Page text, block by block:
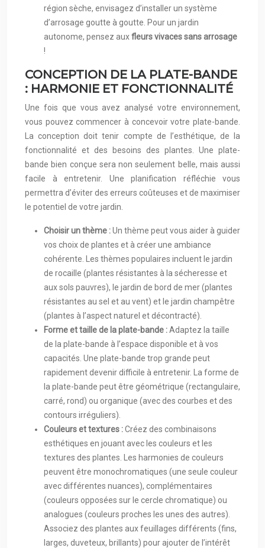
région sèche, envisagez d’installer un système
d’arrosage goutte à goutte. Pour un jardin
autonome, pensez auxfleurs vivaces sans arrosage
!
CONCEPTION DE LA PLATE-BANDE
: HARMONIE ET FONCTIONNALITÉ
Une fois que vous avez analysé votre environnement,
vous pouvez commencer à concevoir votre plate-bande.
La conception doit tenir compte de l’esthétique, de la
fonctionnalité et des besoins des plantes. Une plate-
bande bien conçue sera non seulement belle, mais aussi
facile à entretenir. Une planification réfléchie vous
permettra d’éviter des erreurs coûteuses et de maximiser
le potentiel de votre jardin.
Choisir un thème :Un thème peut vous aider à guider
vos choix de plantes et à créer une ambiance
cohérente. Les thèmes populaires incluent le jardin
de rocaille (plantes résistantes à la sécheresse et
aux sols pauvres), le jardin de bord de mer (plantes
résistantes au sel et au vent) et le jardin champêtre
(plantes à l’aspect naturel et décontracté).
Forme et taille de la plate-bande :Adaptez la taille
de la plate-bande à l’espace disponible et à vos
capacités. Une plate-bande trop grande peut
rapidement devenir difficile à entretenir. La forme de
la plate-bande peut être géométrique (rectangulaire,
carré, rond) ou organique (avec des courbes et des
contours irréguliers).
Couleurs et textures :Créez des combinaisons
esthétiques en jouant avec les couleurs et les
textures des plantes. Les harmonies de couleurs
peuvent être monochromatiques (une seule couleur
avec différentes nuances), complémentaires
(couleurs opposées sur le cercle chromatique) ou
analogues (couleurs proches les unes des autres).
Associez des plantes aux feuillages différents (fins,
larges, duveteux, brillants) pour ajouter de l’intérêt